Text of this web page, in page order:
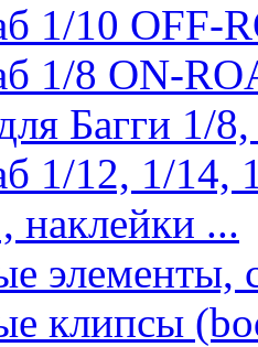
1/10 OFF-
1/8 ON-
Багги 1/
1/12, 1/14,
наклейки ...
элементы,
клипсы